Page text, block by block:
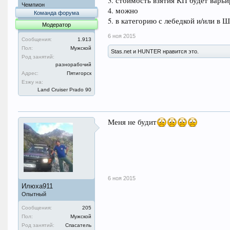
Чемпион
Команда форума
Модератор
Сообщения:
1.913
Пол:
Мужской
Род занятий:
разнорабочий
Адрес:
Пятигорск
Езжу на:
Land Cruiser Prado 90
4. можно
5. в категорию с лебедкой и/или
6 ноя 2015
Stas.net и HUNTER нравится это.
Илюха911
Опытный
Сообщения:
205
Пол:
Мужской
Род занятий:
Спасатель
Меня не будит
6 ноя 2015